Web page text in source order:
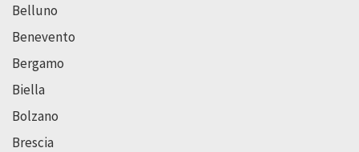
Belluno
Benevento
Bergamo
Biella
Bolzano
Brescia